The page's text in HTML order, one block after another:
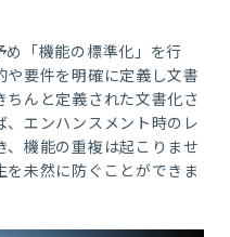
「機能の標準化」を行
要件を明確に定義し文書
んと定義された文書化さ
エンハンスメント時のレ
、機能の重複は起こりませ
未然に防ぐことができま